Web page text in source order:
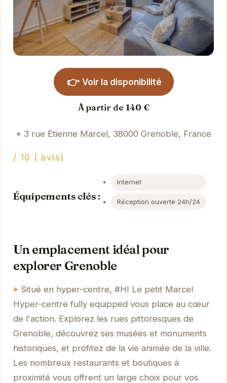
👉 Voir la disponibilité
À partir de 140 €
3 rue Etienne Marcel, 38000 Grenoble, France
/ 10 ( avis)
Équipements clés :
Internet
Réception ouverte 24h/24
Un emplacement idéal pour
explorer Grenoble
Situé en hyper-centre, #HI Le petit Marcel
Hyper-centre fully equipped vous place au cœur
de l'action. Explorez les rues pittoresques de
Grenoble, découvrez ses musées et monuments
historiques, et profitez de la vie animée de la ville.
Les nombreux restaurants et boutiques à
proximité vous offrent un large choix pour vos